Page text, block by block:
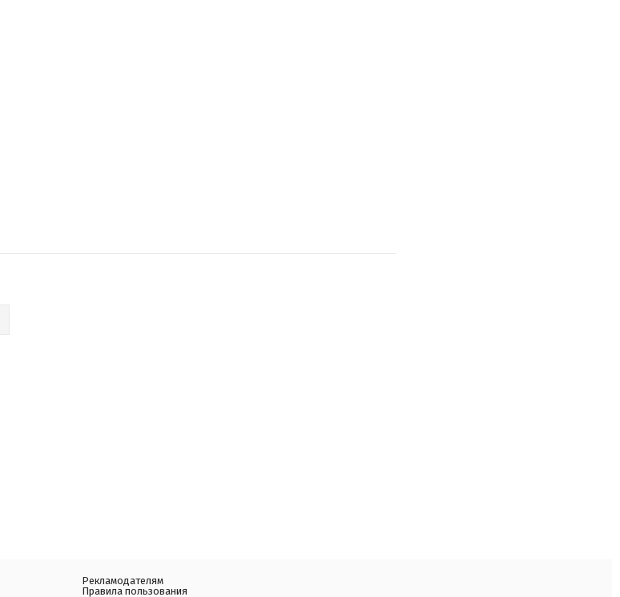
Рекламодателям
Правила пользования